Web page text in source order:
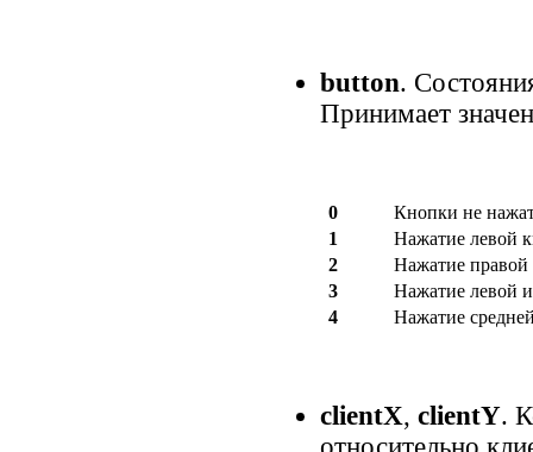
button.
Принимает
0
Кнопки не
1
Нажатие левой
2
Нажатие
3
Нажатие левой
4
Нажатие
clientX, clientY.